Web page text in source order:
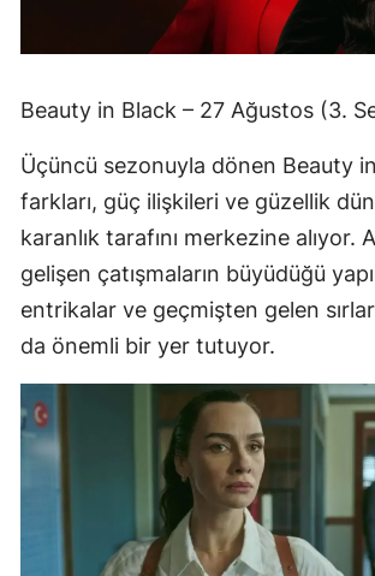
Beauty in Black – 27 Ağustos (3.
Üçüncü sezonuyla dönen Beauty in
farkları, güç ilişkileri ve güzellik
karanlık tarafını merkezine alıyor.
gelişen çatışmaların büyüdüğü
entrikalar ve geçmişten gelen
da önemli bir yer tutuyor.